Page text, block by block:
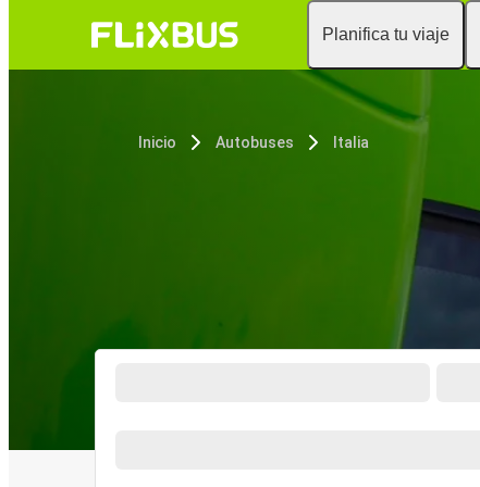
Planifica tu viaje
Inicio Autobuses Italia